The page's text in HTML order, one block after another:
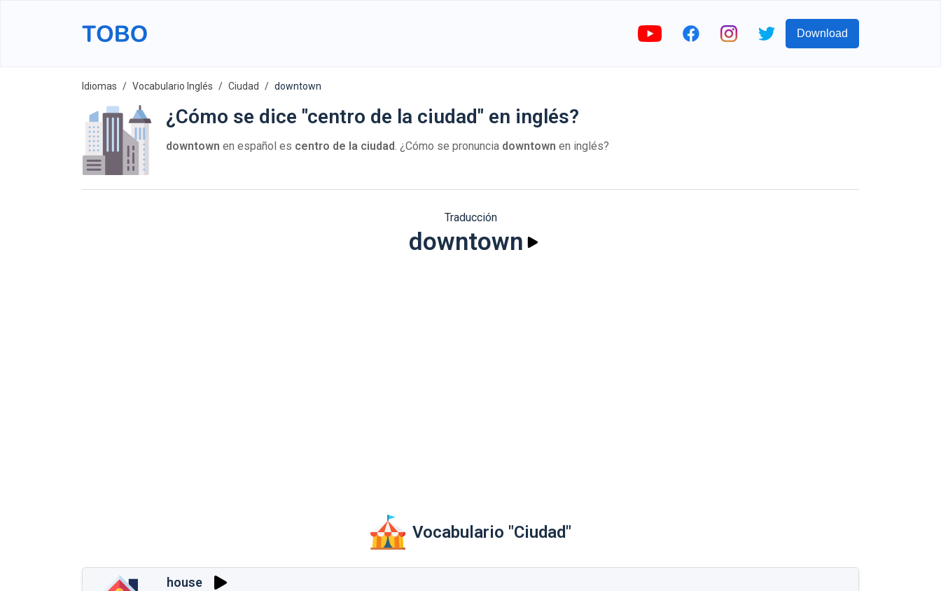
Download
Idiomas Vocabulario Inglés Ciudad downtown
¿Cómo se dice "centro de la ciudad" en inglés?
downtown en español es centro de la ciudad. ¿Cómo se pronuncia downtown en inglés?
Traducción
downtown
Vocabulario "Ciudad"
house